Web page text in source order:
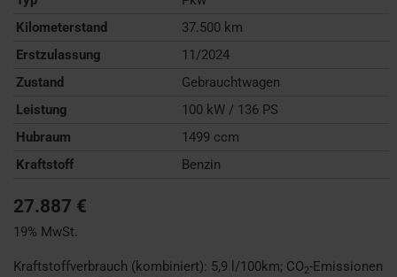
Kilometerstand
37.500 km
Erstzulassung
11/2024
Zustand
Gebrauchtwagen
Leistung
100 kW / 136 PS
Hubraum
1499 ccm
Kraftstoff
Benzin
27.887 €
19% MwSt.
Kraftstoffverbrauch (kombiniert): 5,9 l/100km; CO2-Emissionen